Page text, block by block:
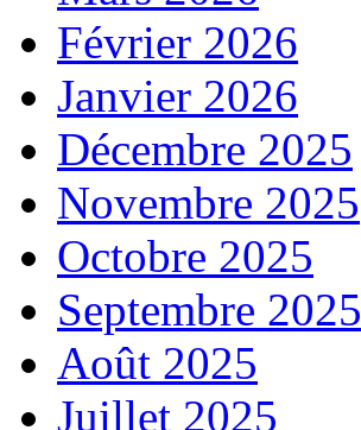
Février 2026
Janvier 2026
Décembre 2025
Novembre 2025
Octobre 2025
Septembre 2025
Août 2025
Juillet 2025